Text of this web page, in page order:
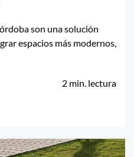
son una solución
espacios más modernos,
2 min. lectura